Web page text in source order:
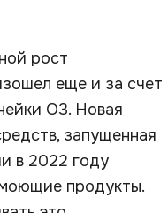
рост
еще и за счет
О3. Новая
запущенная
в 2022 году
продукты.